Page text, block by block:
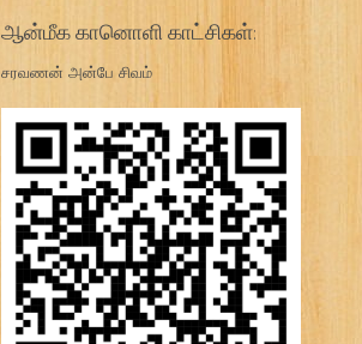
ஆன்மீக கானொளி காட்சிகள்:
சரவணன் அன்பே சிவம்